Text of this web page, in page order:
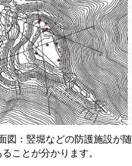
図：竪堀などの防護施設が随
ることが分かります。